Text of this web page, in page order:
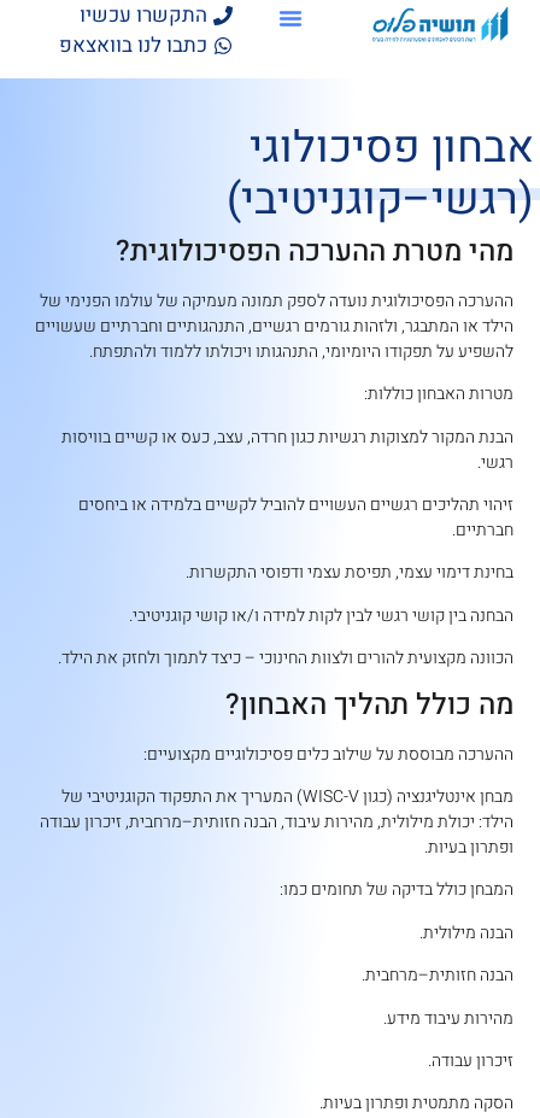
התקשרו עכשיו
כתבו לנו בוואצאפ
אבחון פסיכולוגי
(רגשי–קוגניטיבי)
מהי מטרת ההערכה הפסיכולוגית?
ההערכה הפסיכולוגית נועדה לספק תמונה מעמיקה של עולמו הפנימי של
הילד או המתבגר, ולזהות גורמים רגשיים, התנהגותיים וחברתיים שעשויים
להשפיע על תפקודו היומיומי, התנהגותו ויכולתו ללמוד ולהתפתח.
מטרות האבחון כוללות:
הבנת המקור למצוקות רגשיות כגון חרדה, עצב, כעס או קשיים בוויסות
רגשי.
זיהוי תהליכים רגשיים העשויים להוביל לקשיים בלמידה או ביחסים
חברתיים.
בחינת דימוי עצמי, תפיסת עצמי ודפוסי התקשרות.
הבחנה בין קושי רגשי לבין לקות למידה ו/או קושי קוגניטיבי.
הכוונה מקצועית להורים ולצוות החינוכי – כיצד לתמוך ולחזק את הילד.
מה כולל תהליך האבחון?
ההערכה מבוססת על שילוב כלים פסיכולוגיים מקצועיים:
מבחן אינטליגנציה (כגון WISC-V) המעריך את התפקוד הקוגניטיבי של
הילד: יכולת מילולית, מהירות עיבוד, הבנה חזותית–מרחבית, זיכרון עבודה
ופתרון בעיות.
המבחן כולל בדיקה של תחומים כמו:
הבנה מילולית.
הבנה חזותית–מרחבית.
מהירות עיבוד מידע.
זיכרון עבודה.
הסקה מתמטית ופתרון בעיות.